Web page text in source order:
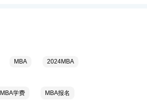
MBA 2024MBA
MBA学费 MBA报名